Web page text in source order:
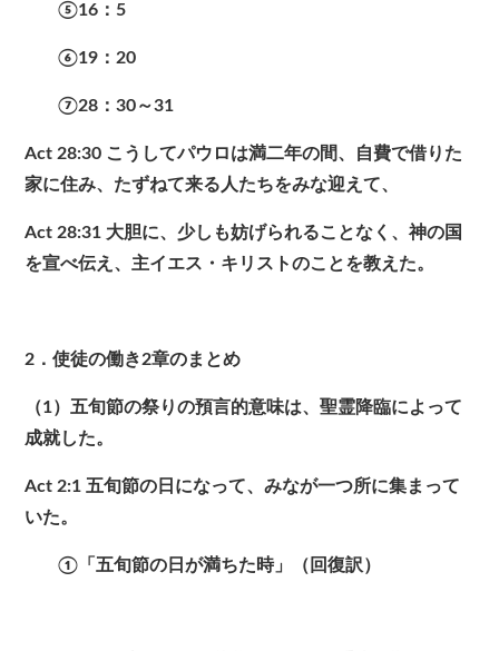
⑤16：5
⑥19：20
⑦28：30～31
Act 28:30 こうしてパウロは満二年の間、自費で借りた
家に住み、たずねて来る人たちをみな迎えて、
Act 28:31 大胆に、少しも妨げられることなく、神の国
を宣べ伝え、主イエス・キリストのことを教えた。
2．使徒の働き2章のまとめ
（1）五旬節の祭りの預言的意味は、聖霊降臨によって
成就した。
Act 2:1五旬節の日になって、みなが一つ所に集まって
いた。
①「五旬節の日が満ちた時」（回復訳）